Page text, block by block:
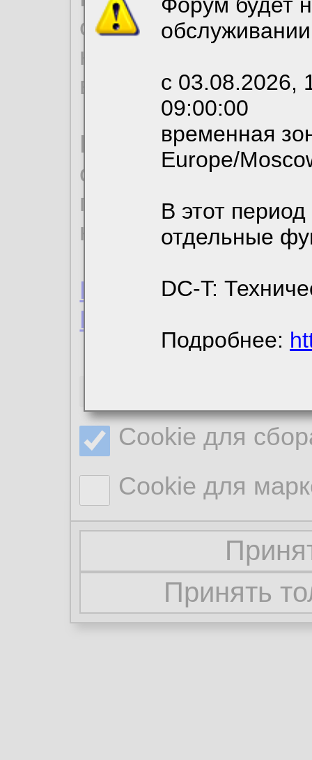
с 03.08.2026,
09:00:00
временная
Europe/
В этот
отдельные
DC-T:
Подробнее:
согласие на
необходимых для
вы можете
По
ознакомиться с
пользовательским
Пользовательское
Политика
Cookie для
Cookie для